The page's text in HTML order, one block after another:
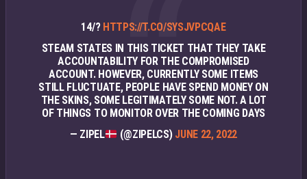
14/? HTTPS://T.CO/SYSJVPCQAE
STEAM STATES IN THIS TICKET THAT THEY TAKE
ACCOUNTABILITY FOR THE COMPROMISED
ACCOUNT. HOWEVER, CURRENTLY SOME ITEMS
STILL FLUCTUATE, PEOPLE HAVE SPEND MONEY ON
THE SKINS, SOME LEGITIMATELY SOME NOT. A LOT
OF THINGS TO MONITOR OVER THE COMING DAYS
— ZIPEL
(@ZIPELCS) JUNE 22, 2022